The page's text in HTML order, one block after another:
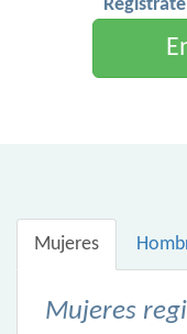
Mujeres
Mujeres